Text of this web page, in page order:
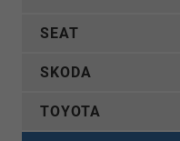
SEAT
SKODA
TOYOTA